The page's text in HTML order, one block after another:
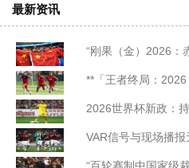
最新资讯
“刚果（金）2026：
**「王者终局：2026，
2026世界杯新政：持票人可
VAR信号与现场播报无缝衔接：
“百轮赛制中国家级裁判动态